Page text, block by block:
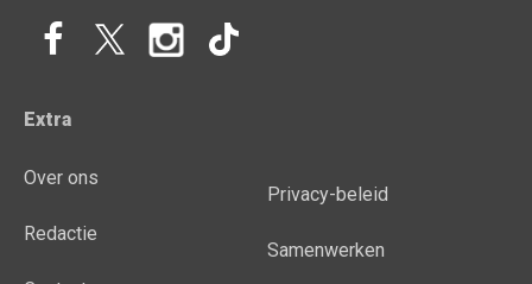
Extra
Over ons
Redactie
Privacy-beleid
Samenwerken